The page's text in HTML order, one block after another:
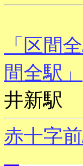
「区間
間全駅」
井新駅
赤十字